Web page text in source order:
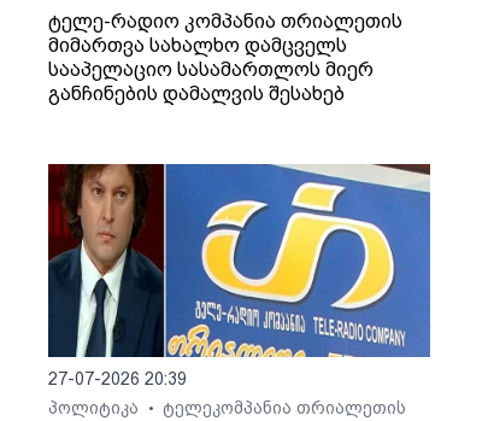
ტელე-რადიო კომპანია თრიალეთის
მიმართვა სახალხო დამცველს
სააპელაციო სასამართლოს მიერ
განჩინების დამალვის შესახებ
27-07-2026 20:39
პოლიტიკა
•
ტელეკომპანია თრიალეთის